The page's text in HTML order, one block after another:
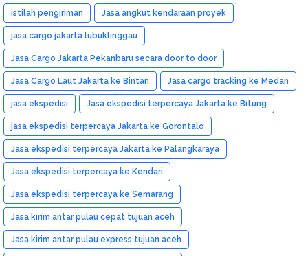
istilah pengiriman Jasa angkut kendaraan proyek
jasa cargo jakarta lubuklinggau
Jasa Cargo Jakarta Pekanbaru secara door to door
Jasa Cargo Laut Jakarta ke Bintan Jasa cargo tracking ke Medan
jasa ekspedisi Jasa ekspedisi terpercaya Jakarta ke Bitung
jasa ekspedisi terpercaya Jakarta ke Gorontalo
Jasa ekspedisi terpercaya Jakarta ke Palangkaraya
Jasa ekspedisi terpercaya ke Kendari
Jasa ekspedisi terpercaya ke Semarang
Jasa kirim antar pulau cepat tujuan aceh
Jasa kirim antar pulau express tujuan aceh